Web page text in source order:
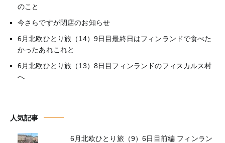
のこと
今さらですが閉店のお知らせ
6月北欧ひとり旅（14）9日目最終日はフィンランドで食べた
かったあれこれと
6月北欧ひとり旅（13）8日目フィンランドのフィスカルス村
へ
人気記事
6月北欧ひとり旅（9）6日目前編 フィンラン